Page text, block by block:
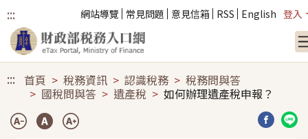
::: 網站導覽 常見問題 意見信箱 RSS English 登入
::: 首頁 稅務資訊 認識稅務
稅務問與答
國稅問與答
遺產稅 如何辦理遺產稅申報？
分享到
分